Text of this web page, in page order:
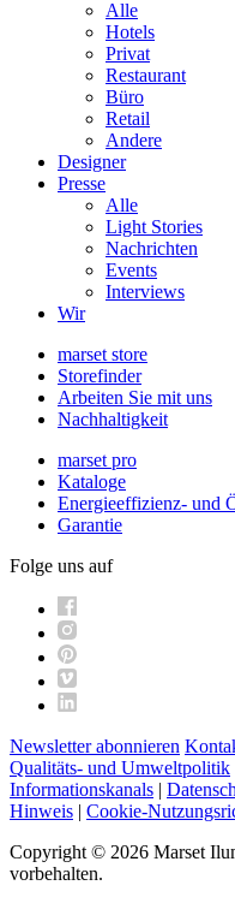
Alle
Hotels
Privat
Restaurant
Büro
Retail
Andere
Designer
Presse
Alle
Light Stories
Nachrichten
Events
Interviews
Wir
marset store
Storefinder
Arbeiten Sie mit uns
Nachhaltigkeit
marset pro
Kataloge
Energieeffizienz- und
Garantie
Folge uns auf
Newsletter abonnieren
Qualitäts- und Umweltpolitik
Informationskanals |
Hinweis | Cookie-
Copyright © 2026 Marset
vorbehalten.